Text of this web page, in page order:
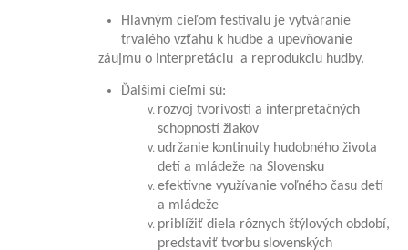
Hlavným cieľom festivalu je vytváranie
trvalého vzťahu k hudbe a upevňovanie
záujmu o interpretáciu a reprodukciu hudby.
Ďalšími cieľmi sú:
rozvoj tvorivosti a interpretačných
schopností žiakov
udržanie kontinuity hudobného života
detí a mládeže na Slovensku
efektívne využívanie voľného času detí
a mládeže
priblížiť diela rôznych štýlových období,
predstaviť tvorbu slovenských